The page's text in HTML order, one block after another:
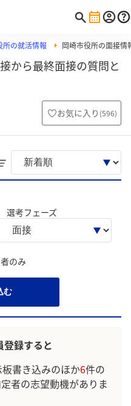
所の就活情報 岡崎市役所の面接情
から最終面接の質問と
お気に入り (596)
選考フェーズ
のみ
む
登録すると
書き込みのほか6件の
者の志望動機がありま